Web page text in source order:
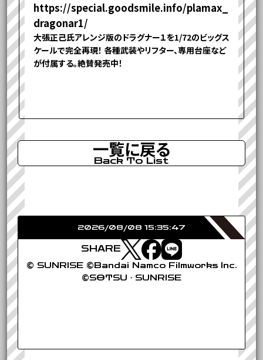
https://special.goodsmile.info/plamax_
dragonar1/
大張正己氏アレンジ版のドラグナー１を1/72のビッグス
ケールで完全再現！ 各種武装やリフター、専用台座など
が付属する。絶賛発売中！
一覧に戻る
Back To List
2026/08/08 15:35:47
SHARE
© SUNRISE ©Bandai Namco Filmworks Inc.
©SOTSU・SUNRISE